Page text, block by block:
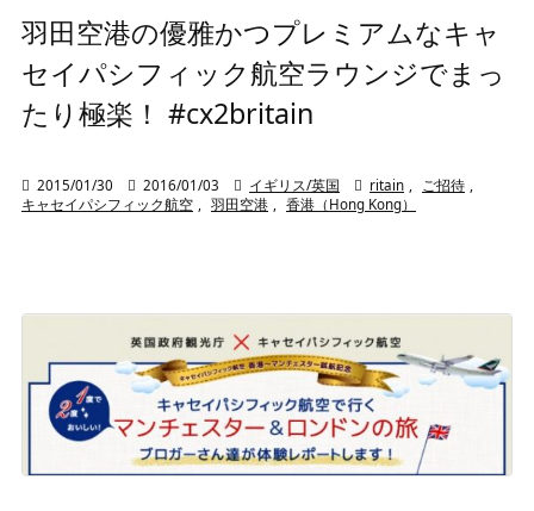
羽田空港の優雅かつプレミアムなキャ
セイパシフィック航空ラウンジでまっ
たり極楽！ #cx2britain
 2015/01/30  2016/01/03  イギリス/英国  ritain ご招待
キャセイパシフィック航空
羽田空港 香港（Hong Kong）